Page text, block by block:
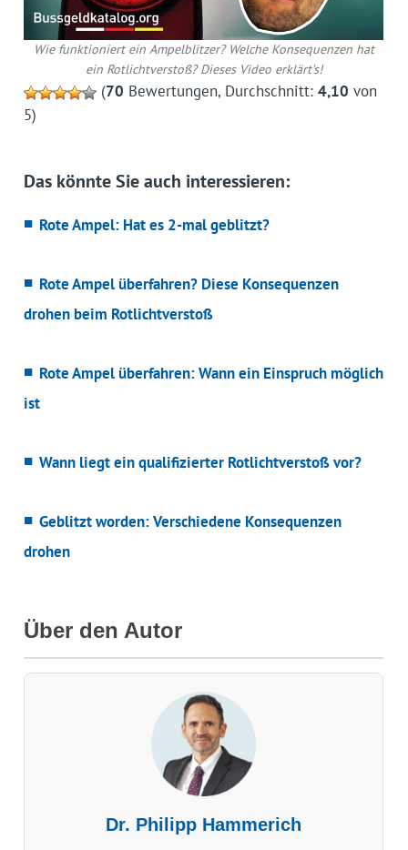
Wie funktioniert ein Ampelblitzer? Welche Konsequenzen hat
ein Rotlichtverstoß? Dieses Video erklärt’s!
(70 Bewertungen, Durchschnitt: 4,10 von
5)
Das könnte Sie auch interessieren:
Rote Ampel: Hat es 2-mal geblitzt?
Rote Ampel überfahren? Diese Konsequenzen
drohen beim Rotlichtverstoß
Rote Ampel überfahren: Wann ein Einspruch möglich
ist
Wann liegt ein qualifizierter Rotlichtverstoß vor?
Geblitzt worden: Verschiedene Konsequenzen
drohen
Über den Autor
Dr. Philipp Hammerich